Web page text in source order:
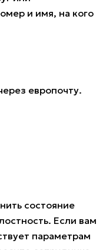
и имя, на кого
европочту.
состояние
Если вам
параметрам